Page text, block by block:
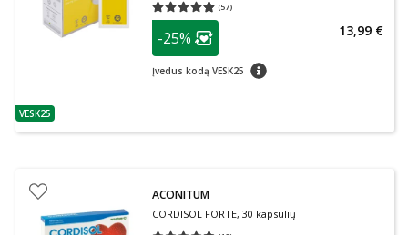
patarimas
VESK25
(57)
Vidutinis įvertinimas 4.84
patarimas
Lojalumo klubo narių nuolaida
-25%
Įvedus kodą VESK25 patarimas
13,99 €
ACONITUM
CORDISOL FORTE, 30 kapsulių